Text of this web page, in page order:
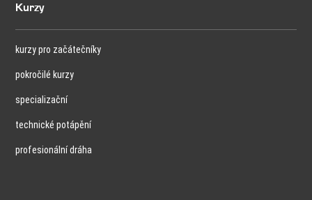
Kurzy
kurzy pro začátečníky
pokročilé kurzy
specializační
technické potápění
profesionální dráha